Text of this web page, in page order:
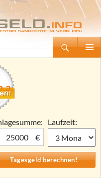
Tagesgeld.info – Tagesgeldkonten vergleichen und Tagesgeld-Zinsen berechnen
€
Laufzeit: